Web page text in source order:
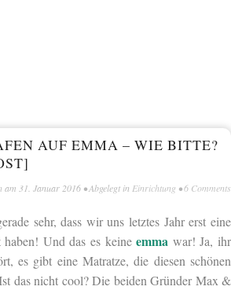
AUF EMMA – WIE BITTE?
am 31. Januar 2016 • Abgelegt in Einrichtung •6 Comments
sehr, dass wir uns letztes Jahr erst eine
haben! Und das es keineemma war! Ja, ihr
es gibt eine Matratze, die diesen schönen
das nicht cool? Die beiden Gründer Max &